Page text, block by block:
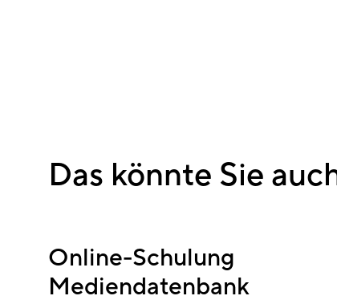
Das könnte Sie
Online-Schulung
Mediendatenbank